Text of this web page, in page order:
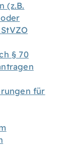
(z.B.
§ 70
für